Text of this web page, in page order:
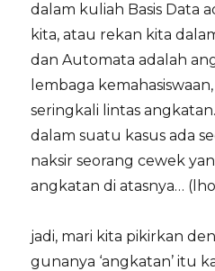
dalam kuliah Basis Data
kita, atau rekan kita
dan Automata adalah
lembaga
seringkali lintas
dalam suatu kasus ada
naksir seorang cewek
angkatan di atasnya…
jadi, mari kita pikirkan
gunanya ‘angkatan’ itu